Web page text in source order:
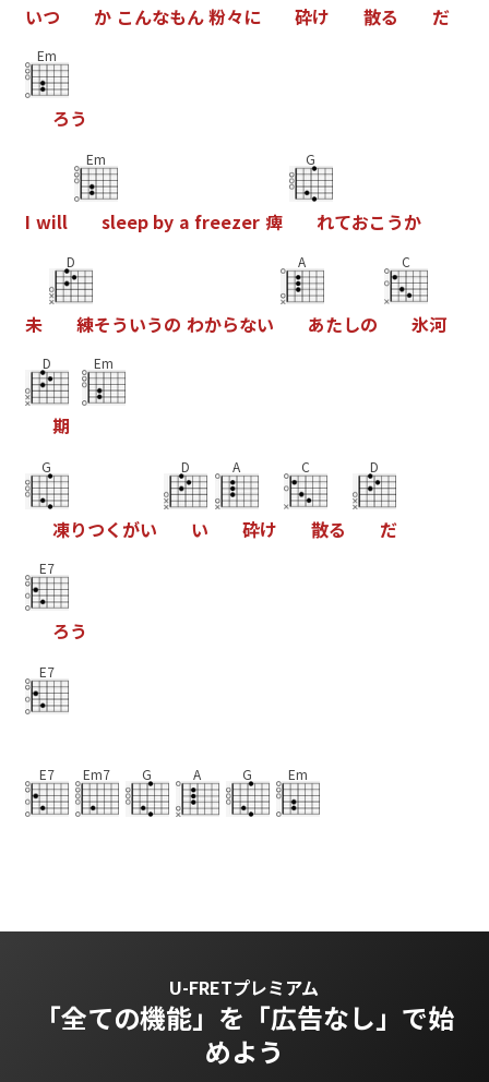
いつ か こんなもん粉々に 砕け 散る だ
Em
ろう
I will
Em
sleep by a freezer 痺
G
れておこ うか
未
D
練そういうの わからない
A
あたしの
C
氷河
D
期
Em
G
凍りつく がい
D
い
A
砕け
C
散る
D
だ
E7
ろう
E7
E7 Em7 G A G Em
U-FRETプレミアム
「全ての機能」を 「広告なし」で始
めよう